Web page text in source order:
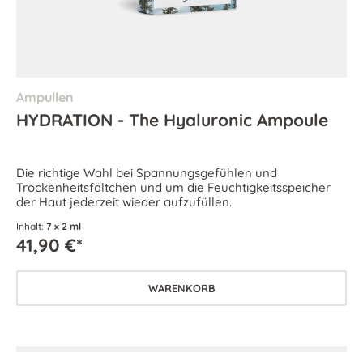
Ampullen
HYDRATION - The Hyaluronic Ampoule
Die richtige Wahl bei Spannungsgefühlen und
Trockenheitsfältchen und um die Feuchtigkeitsspeicher
der Haut jederzeit wieder aufzufüllen.
Inhalt: 7 x 2 ml
41,90 €*
WARENKORB